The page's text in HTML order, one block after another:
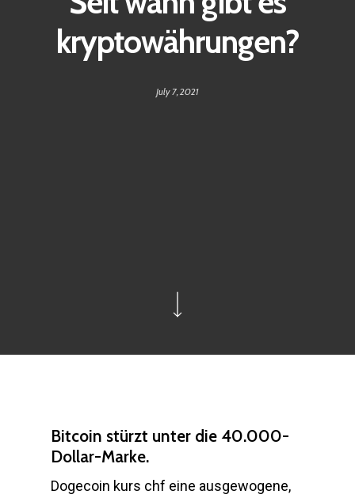
kryptowährungen?
July 7, 2021
Bitcoin stürzt unter die 40.000-
Dollar-Marke.
Dogecoin kurs chf eine ausgewogene,